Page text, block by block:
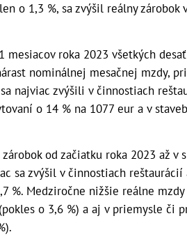
o 1,3 %, sa zvýšil reálny
mesiacov roka 2023 všetkých
nominálnej mesačnej mzdy,
najviac zvýšili v činnostiach
o 14 % na 1077 eur a v
od začiatku roka 2023 až
sa zvýšil v činnostiach
%. Medziročne nižšie reálne
o 3,6 %) a aj v priemysle či